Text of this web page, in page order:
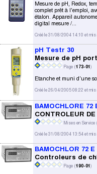
Mesure de pH, Redox,
complet prêt à l'emploi,
étalon. Appareil
digital mesure /...
Créé le 31/08/2004 14:10 et
pH Testr 30
Mesure de pH
Page (173-01 )
Etanche et muni d'une
Créé le 26/04/2005 08:22 et
BAMOCHLORE 72
CONTROLEUR
Mises en Service (
Créé le 31/08/2004 13:54 et
BAMOCHLOR 72
Controleurs de
Page (190-01 )